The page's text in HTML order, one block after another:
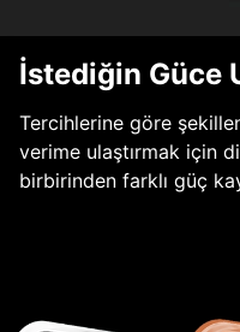
İstediğin Güce
Tercihlerine göre
verime ulaştırmak için
birbirinden farklı güç